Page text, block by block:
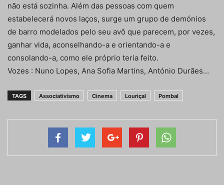
não está sozinha. Além das pessoas com quem
estabelecerá novos laços, surge um grupo de demónios
de barro modelados pelo seu avô que parecem, por vezes,
ganhar vida, aconselhando-a e orientando-a e
consolando-a, como ele próprio teria feito.
Vozes : Nuno Lopes, Ana Sofia Martins, António Durães…
TAGS Associativismo Cinema Louriçal Pombal